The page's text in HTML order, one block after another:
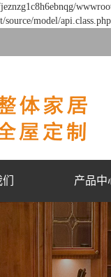
model/
产品中